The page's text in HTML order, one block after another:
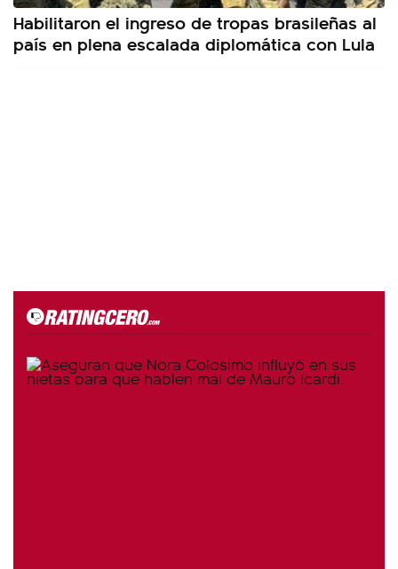
Habilitaron el ingreso de tropas brasileñas al
país en plena escalada diplomática con Lula